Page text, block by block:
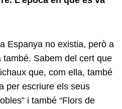
Espanya no existia, però a
Sabem del cert que
que, com ella, també
per escriure els seus
i també “Flors de